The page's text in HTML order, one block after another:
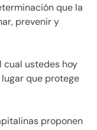
que la
prevenir y
cual ustedes hoy
que protege
proponen